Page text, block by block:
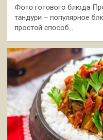
Фото готового блюда
тандури – популярное
простой способ…